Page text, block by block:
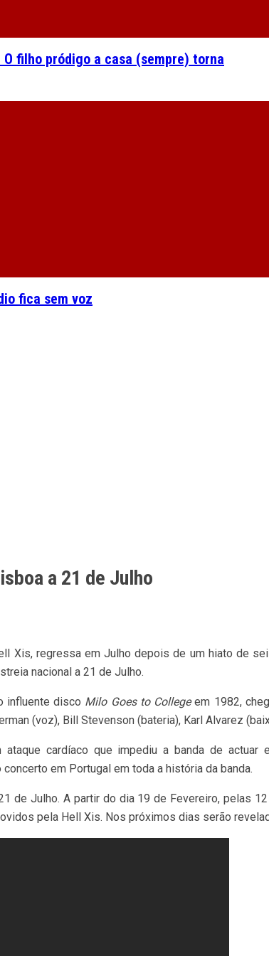
O filho pródigo a casa (sempre) torna
fica sem voz
a 21 de Julho
Xis, regressa em Julho depois de um hiato de
nacional a 21 de Julho.
influente disco Milo Goes to Collegeem 1982,
(voz), Bill Stevenson (bateria), Karl Alvarez
cardíaco que impediu a banda de actuar
em Portugal em toda a história da banda.
de Julho. A partir do dia 19 de Fevereiro, pelas
pela Hell Xis. Nos próximos dias serão